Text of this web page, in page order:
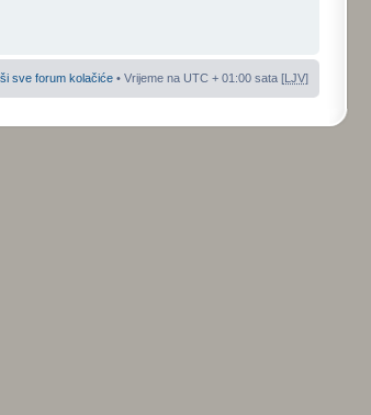
sve forum kolačiće• Vrijeme na UTC + 01:00 sata [LJV]